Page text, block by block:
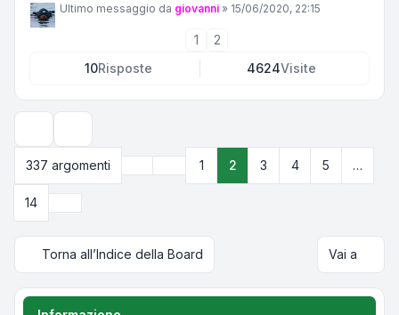
Ultimo messaggio da giovanni » 15/06/2020, 22:15
1
2
10Risposte 4624Visite
337 argomenti
Pagina2di 14
Precedente
1 2 3 4 5 …
14
Torna all’Indice della Board Vai a